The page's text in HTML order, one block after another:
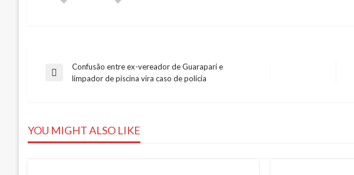
Navegação
Post
Previous
Confusão entre ex-vereador de Guarapari e
limpador de piscina vira caso de polícia
YOU MIGHT ALSO LIKE